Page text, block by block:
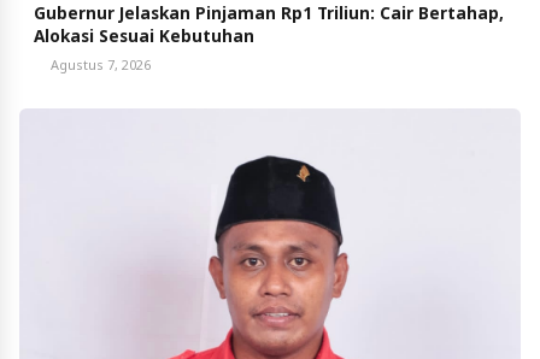
Gubernur Jelaskan Pinjaman Rp1 Triliun: Cair Bertahap,
Alokasi Sesuai Kebutuhan
Agustus 7, 2026